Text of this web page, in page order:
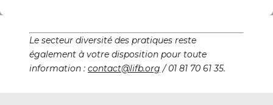
Le secteur diversité des pratiques reste
également à votre disposition pour toute
information : contact@lifb.org / 01 81 70 61 35.